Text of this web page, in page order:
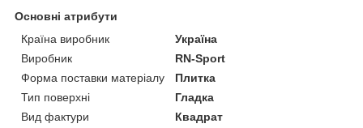
Основні атрибути
Країна виробник
Україна
Виробник
RN-Sport
Форма поставки матеріалу
Плитка
Тип поверхні
Гладка
Вид фактури
Квадрат